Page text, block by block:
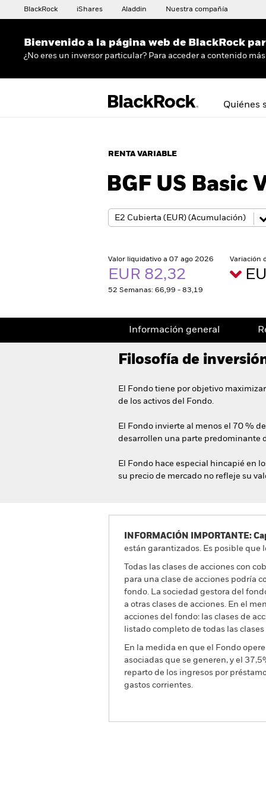
BlackRock iShares Aladdin Nuestra compañía
Bienvenido a la página web de BlackRock
¿No eres un inversor particular? Para acceder a contenido
Quiénes
RENTA VARIABLE
BGF US Basic
Valor liquidativo a 07 ago 2026
EUR 82,32
52 Semanas: 66,99 - 83,19
Variación
Información general
Filosofía de
El Fondo tiene por objetivo
de los activos del Fondo.
El Fondo invierte al menos el 70 %
desarrollen una parte predominante
El Fondo hace especial hincapié en
su precio de mercado no refleje su
INFORMACIÓN IMPORTANTE:
están garantizados. Es posible
Todas las clases de acciones con
para una clase de acciones podría
fondo. La sociedad gestora del
a otras clases de acciones. En el
acciones del fondo: las clases de
listado completo de todas las
En la medida en que el Fondo
asociadas que se generen, y el
reparto de los ingresos por
gastos corrientes.